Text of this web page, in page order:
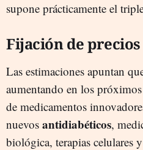
supone prácticamente el
Fijación de precios
Las estimaciones apuntan
aumentando en los
de medicamentos
nuevos antidiabéticos,
biológica, terapias celulares